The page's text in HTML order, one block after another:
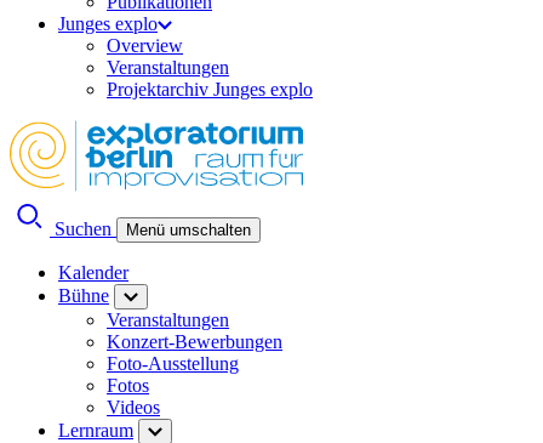
Junges explo
Overview
Veranstaltungen
Projektarchiv Junges explo
Suchen Menü umschalten
Kalender
Bühne
Veranstaltungen
Konzert-Bewerbungen
Foto-Ausstellung
Fotos
Videos
Lernraum